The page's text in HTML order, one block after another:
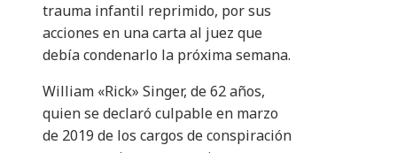
trauma infantil reprimido, por sus
acciones en una carta al juez que
debía condenarlo la próxima semana.
William «Rick» Singer, de 62 años,
quien se declaró culpable en marzo
de 2019 de los cargos de conspiración